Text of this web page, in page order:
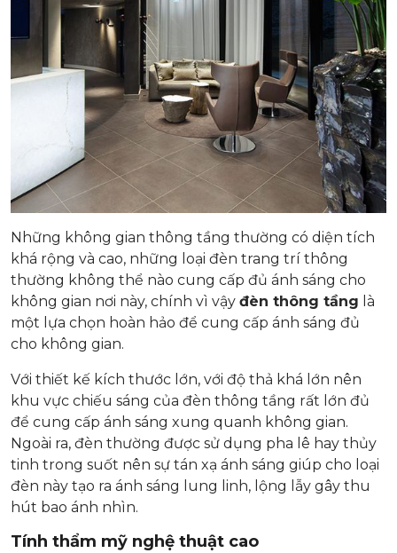
Những không gian thông tầng thường có diện tích
khá rộng và cao, những loại đèn trang trí thông
thường không thể nào cung cấp đủ ánh sáng cho
không gian nơi này, chính vì vậy đèn thông tầng là
một lựa chọn hoàn hảo để cung cấp ánh sáng đủ
cho không gian.
Với thiết kế kích thước lớn, với độ thả khá lớn nên
khu vực chiếu sáng của đèn thông tầng rất lớn đủ
để cung cấp ánh sáng xung quanh không gian.
Ngoài ra, đèn thường được sử dụng pha lê hay thủy
tinh trong suốt nên sự tán xạ ánh sáng giúp cho loại
đèn này tạo ra ánh sáng lung linh, lộng lẫy gây thu
hút bao ánh nhìn.
Tính thẩm mỹ nghệ thuật cao